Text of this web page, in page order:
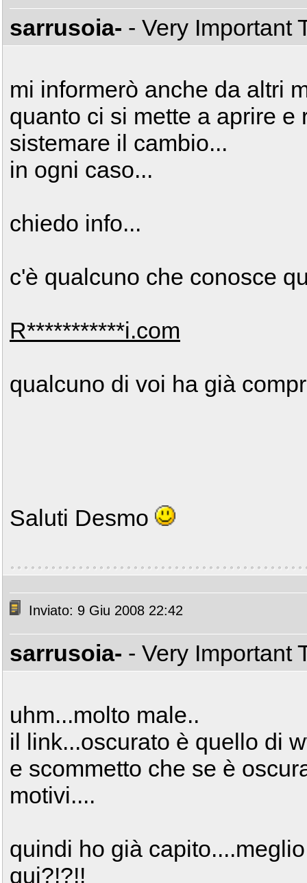
sarrusoia- - Very Important
mi informerò anche da altri
quanto ci si mette a aprire e
sistemare il cambio...
in ogni caso...
chiedo info...
c'è qualcuno che conosce
R***********i.com
qualcuno di voi ha già
Saluti Desmo
Inviato: 9 Giu 2008 22:42
sarrusoia- - Very Important
uhm...molto male..
il link...oscurato è quello di
e scommetto che se è
motivi....
quindi ho già
qui?!?!!